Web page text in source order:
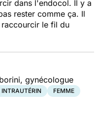
dans l'endocol. Il y a
rester comme ça. Il
le fil du
gynécologue
INTRAUTÉRIN
FEMME